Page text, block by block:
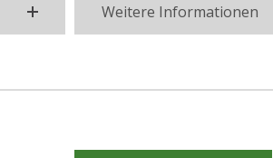
Weitere Informationen